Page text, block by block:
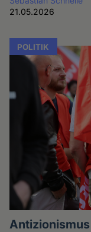
21.05.2026
POLITIK